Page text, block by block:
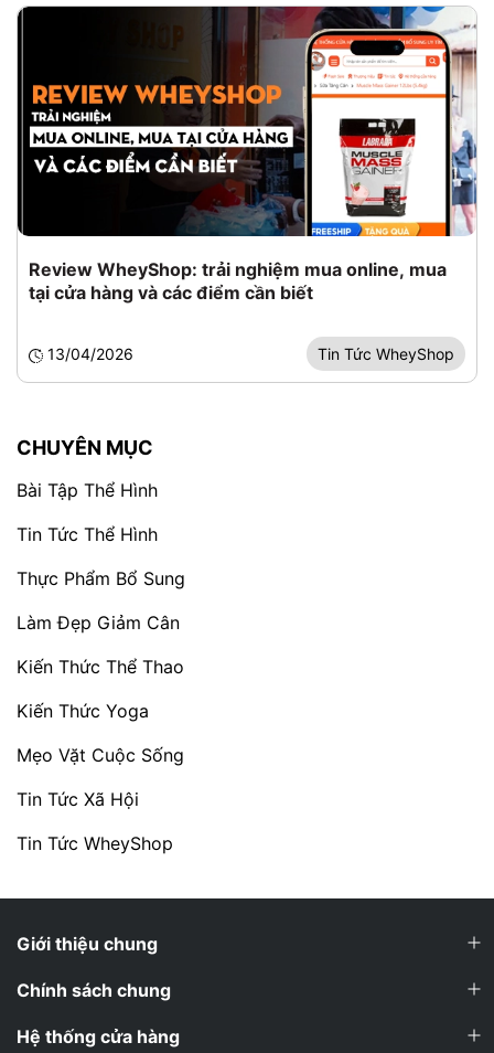
Review WheyShop: trải nghiệm mua online, mua
tại cửa hàng và các điểm cần biết
13/04/2026 Tin Tức WheyShop
CHUYÊN MỤC
Bài Tập Thể Hình
Tin Tức Thể Hình
Thực Phẩm Bổ Sung
Làm Đẹp Giảm Cân
Kiến Thức Thể Thao
Kiến Thức Yoga
Mẹo Vặt Cuộc Sống
Tin Tức Xã Hội
Tin Tức WheyShop
Giới thiệu chung
Chính sách chung
Hệ thống cửa hàng